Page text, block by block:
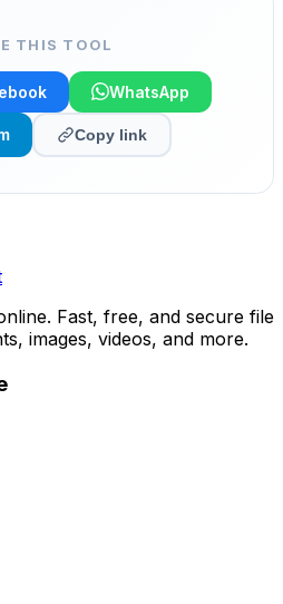
THIS TOOL
WhatsApp
Copy link
Fast, free, and secure file
images, videos, and more.